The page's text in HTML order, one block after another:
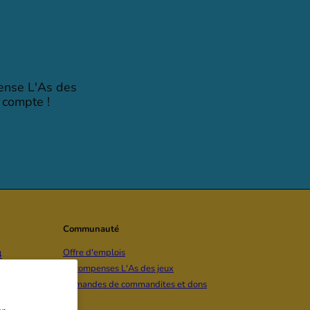
L'As des
!
Communauté
Offre d'emplois
Récompenses L'As des jeux
Demandes de commandites et dons